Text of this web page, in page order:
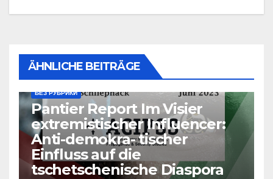
ÄHNLICHE BEITRÄGE
БЕЗ РУБРИКИ
Pantier Report Im Visier
extremistischer Influencer:
Anti-demokra- tischer
Einfluss auf die
tschetschenische Diaspora